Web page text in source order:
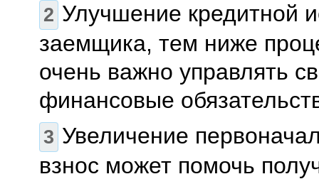
Улучшение кредитной
заемщика, тем ниже
очень важно управлять
финансовые
Увеличение
взнос может помочь